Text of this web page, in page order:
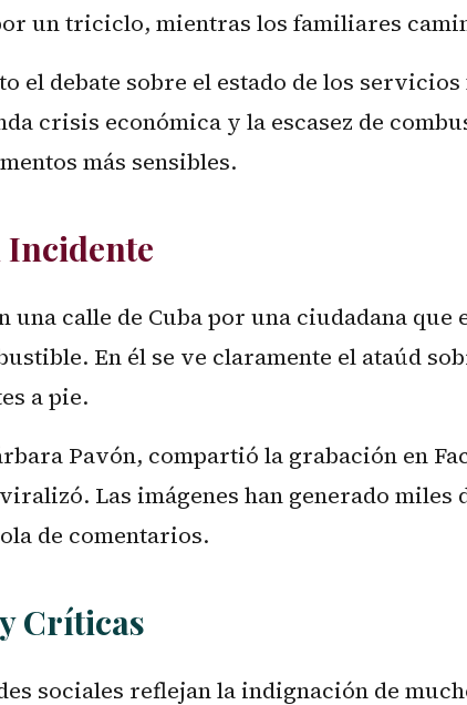
un triciclo, mientras los familiares
el debate sobre el estado de los
crisis económica y la escasez de
más sensibles.
Incidente
una calle de Cuba por una ciudadana que
En él se ve claramente el ataúd
a pie.
Pavón, compartió la grabación en
Las imágenes han generado miles
de comentarios.
Críticas
sociales reflejan la indignación de